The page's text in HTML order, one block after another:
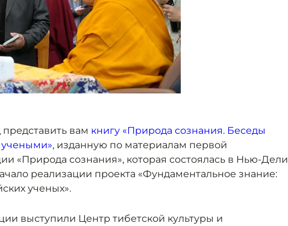
вам книгу «Природа сознания. Беседы
, изданную по материалам первой
«Природа сознания», которая состоялась в Нью-Дели
реализации проекта «Фундаментальное знание:
ученых».
выступили Центр тибетской культуры и